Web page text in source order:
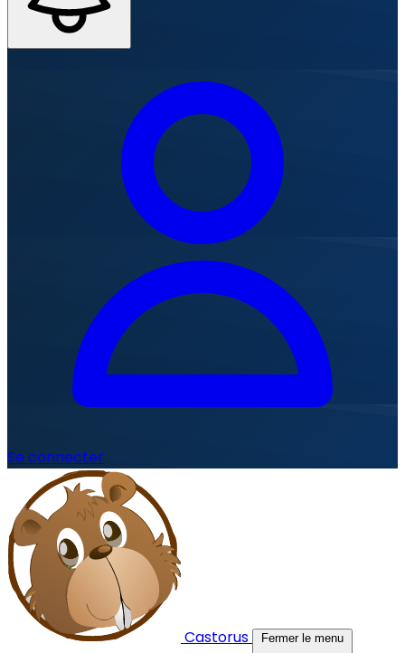
Se connecter
Castorus Fermer le menu